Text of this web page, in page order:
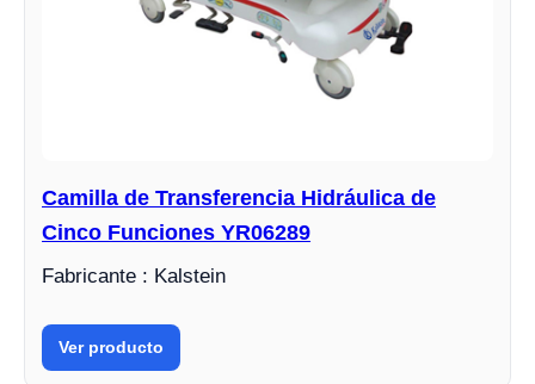
Camilla de Transferencia Hidráulica de
Cinco Funciones YR06289
Fabricante : Kalstein
Ver producto